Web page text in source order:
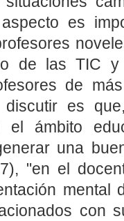
es
de las TIC
de
es
el ámbito
una
, "en el
mental
con